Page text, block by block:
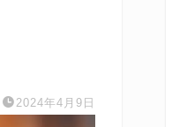
2024年4月9日